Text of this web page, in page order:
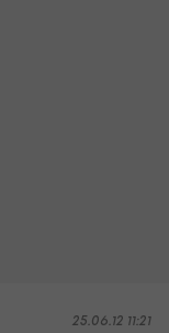
25.06.12 11:21